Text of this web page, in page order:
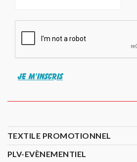
JE M'INSCRIS
TEXTILE PROMOTIONNEL
PLV-EVÈNEMENTIEL